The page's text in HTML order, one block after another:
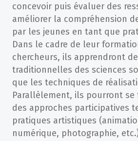
concevoir puis évaluer des
améliorer la compréhension
par les jeunes en tant que
Dans le cadre de leur
chercheurs, ils apprendront
traditionnelles des sciences
que les techniques de
Parallèlement, ils pourront se
des approches participatives
pratiques artistiques
numérique, photographie,